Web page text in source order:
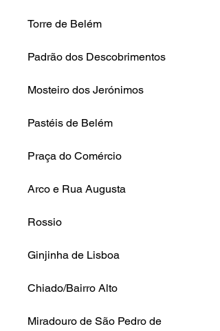
Torre de Belém
Padrão dos Descobrimentos
Mosteiro dos Jerónimos
Pastéis de Belém
Praça do Comércio
Arco e Rua Augusta
Rossio
Ginjinha de Lisboa
Chiado/Bairro Alto
Miradouro de São Pedro de